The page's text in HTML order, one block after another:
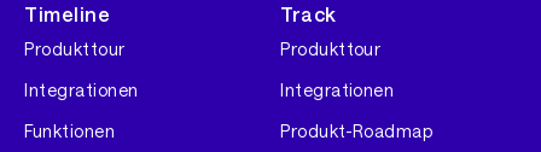
Timeline
Produkttour
Integrationen
Funktionen
Track
Produkttour
Integrationen
Produkt-Roadmap